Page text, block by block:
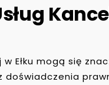
Ełku mogą się
doświadczenia